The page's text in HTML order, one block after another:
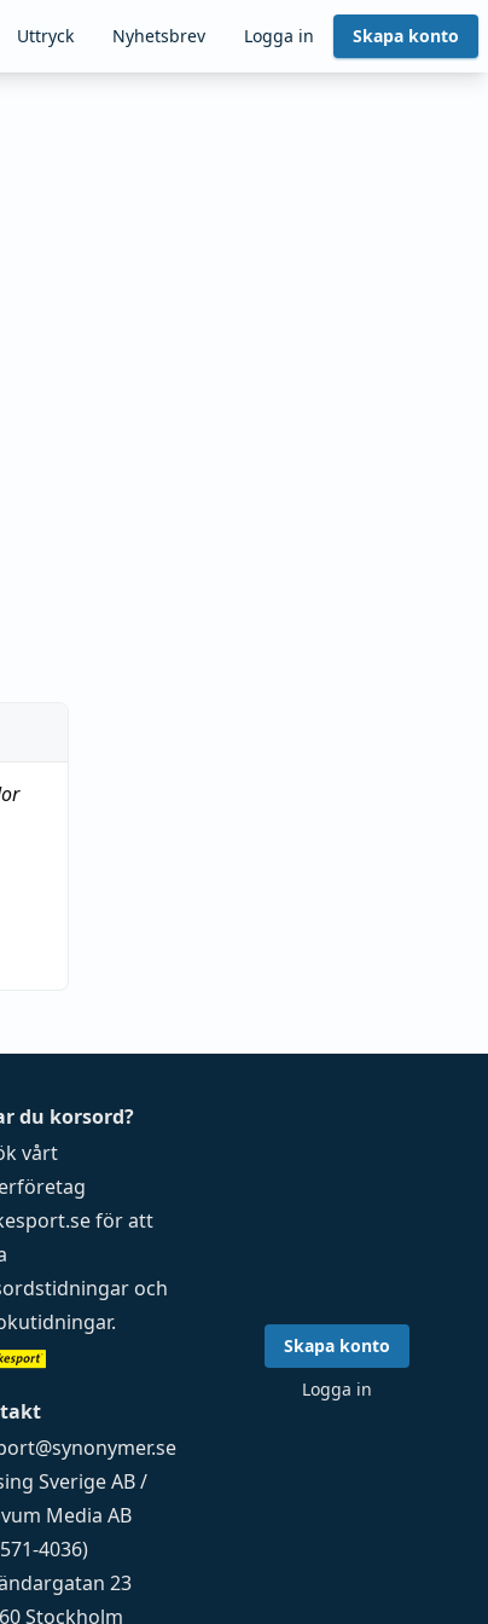
Uttryck Nyhetsbrev Logga in Skapa konto
du korsord?
vårt
för att
och
.
Sverige AB /
Media AB
4036)
23
Stockholm
Skapa konto
Logga in